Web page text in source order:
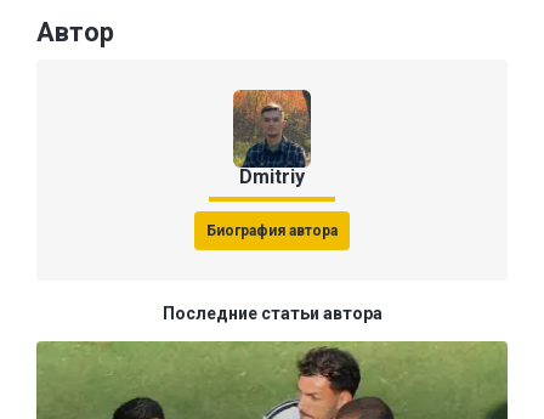
Автор
Dmitriy
Биография автора
Последние статьи автора